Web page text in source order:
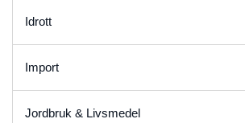
Idrott
Import
Jordbruk & Livsmedel